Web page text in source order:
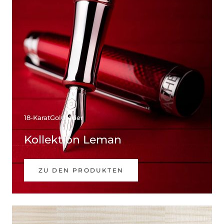
18-KaratGoldfeder
Kollektion Leman
ZU DEN PRODUKTEN